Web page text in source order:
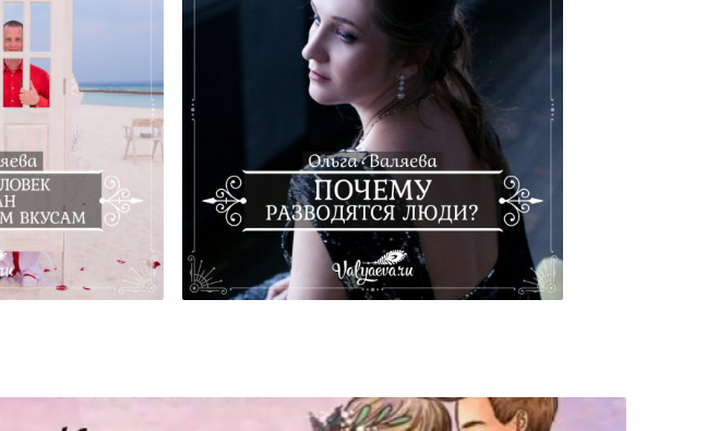
К
Вкусам
Почему Разводятся Люди?